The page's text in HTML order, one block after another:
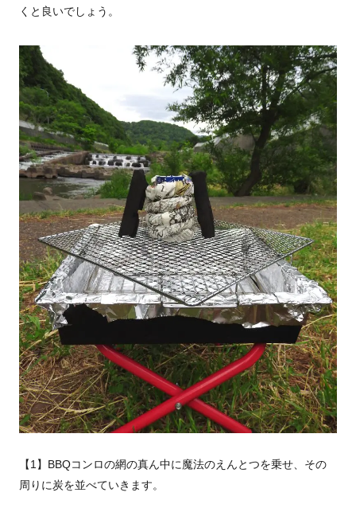
くと良いでしょう。
【1】BBQコンロの網の真ん中に魔法のえんとつを乗せ、その
周りに炭を並べていきます。